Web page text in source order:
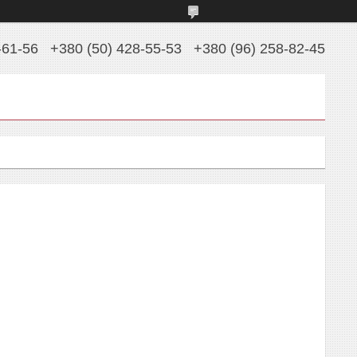
56 +380 (50) 428-55-53 +380 (96) 258-82-45